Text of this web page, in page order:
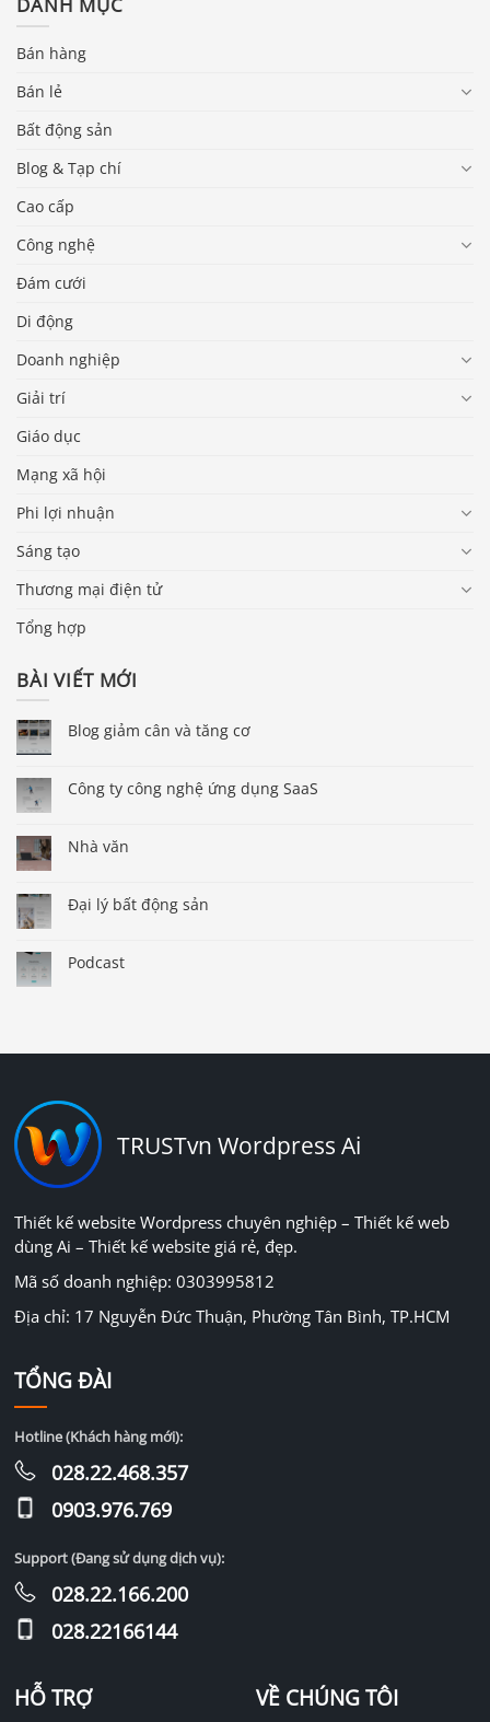
DANH MỤC
Bán hàng
Bán lẻ
Bất động sản
Blog & Tạp chí
Cao cấp
Công nghệ
Đám cưới
Di động
Doanh nghiệp
Giải trí
Giáo dục
Mạng xã hội
Phi lợi nhuận
Sáng tạo
Thương mại điện tử
Tổng hợp
BÀI VIẾT MỚI
Blog giảm cân và tăng cơ
Công ty công nghệ ứng dụng SaaS
Nhà văn
Đại lý bất động sản
Podcast
TRUSTvn Wordpress Ai
Thiết kế website Wordpress chuyên nghiệp – Thiết kế web
dùng Ai – Thiết kế website giá rẻ, đẹp.
Mã số doanh nghiệp: 0303995812
Địa chỉ: 17 Nguyễn Đức Thuận, Phường Tân Bình, TP.HCM
HỖ TRỢ VỀ CHÚNG TÔI
TỔNG ĐÀI
Hotline (Khách hàng mới):
028.22.468.357
0903.976.769
Support (Đang sử dụng dịch vụ):
028.22.166.200
028.22166144